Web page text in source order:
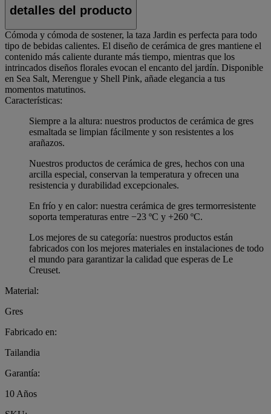
detalles del producto
Cómoda y cómoda de sostener, la taza Jardin es perfecta para todo
tipo de bebidas calientes. El diseño de cerámica de gres mantiene el
contenido más caliente durante más tiempo, mientras que los
intrincados diseños florales evocan el encanto del jardín. Disponible
en Sea Salt, Merengue y Shell Pink, añade elegancia a tus
momentos matutinos.
Características:
Siempre a la altura: nuestros productos de cerámica de gres
esmaltada se limpian fácilmente y son resistentes a los
arañazos.
Nuestros productos de cerámica de gres, hechos con una
arcilla especial, conservan la temperatura y ofrecen una
resistencia y durabilidad excepcionales.
En frío y en calor: nuestra cerámica de gres termorresistente
soporta temperaturas entre −23 ºC y +260 ºC.
Los mejores de su categoría: nuestros productos están
fabricados con los mejores materiales en instalaciones de todo
el mundo para garantizar la calidad que esperas de Le
Creuset.
Material:
Gres
Fabricado en:
Tailandia
Garantía:
10 Años